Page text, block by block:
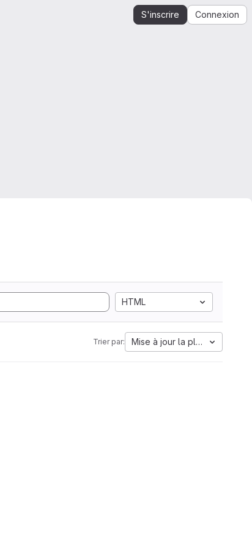
S'inscrire Connexion
HTML
Trier par: Mise à jour la plus ancienne